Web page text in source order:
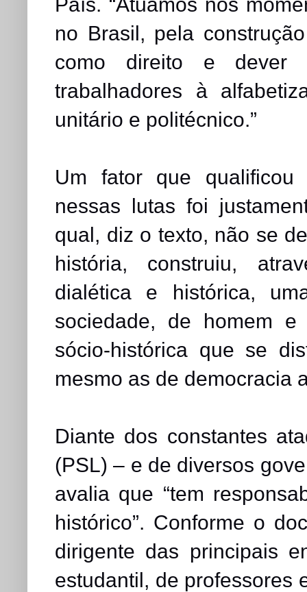
no Brasil, pela
como direito e dever
trabalhadores à
unitário e politécnico.”
Um fator que qualificou
nessas lutas foi
qual, diz o texto, não se
história, construiu,
dialética e histórica,
sociedade, de homem e
sócio-histórica que se
mesmo as de democracia
Diante dos constantes
(PSL) – e de diversos
avalia que “tem
histórico”. Conforme o
dirigente das principais
estudantil, de professores